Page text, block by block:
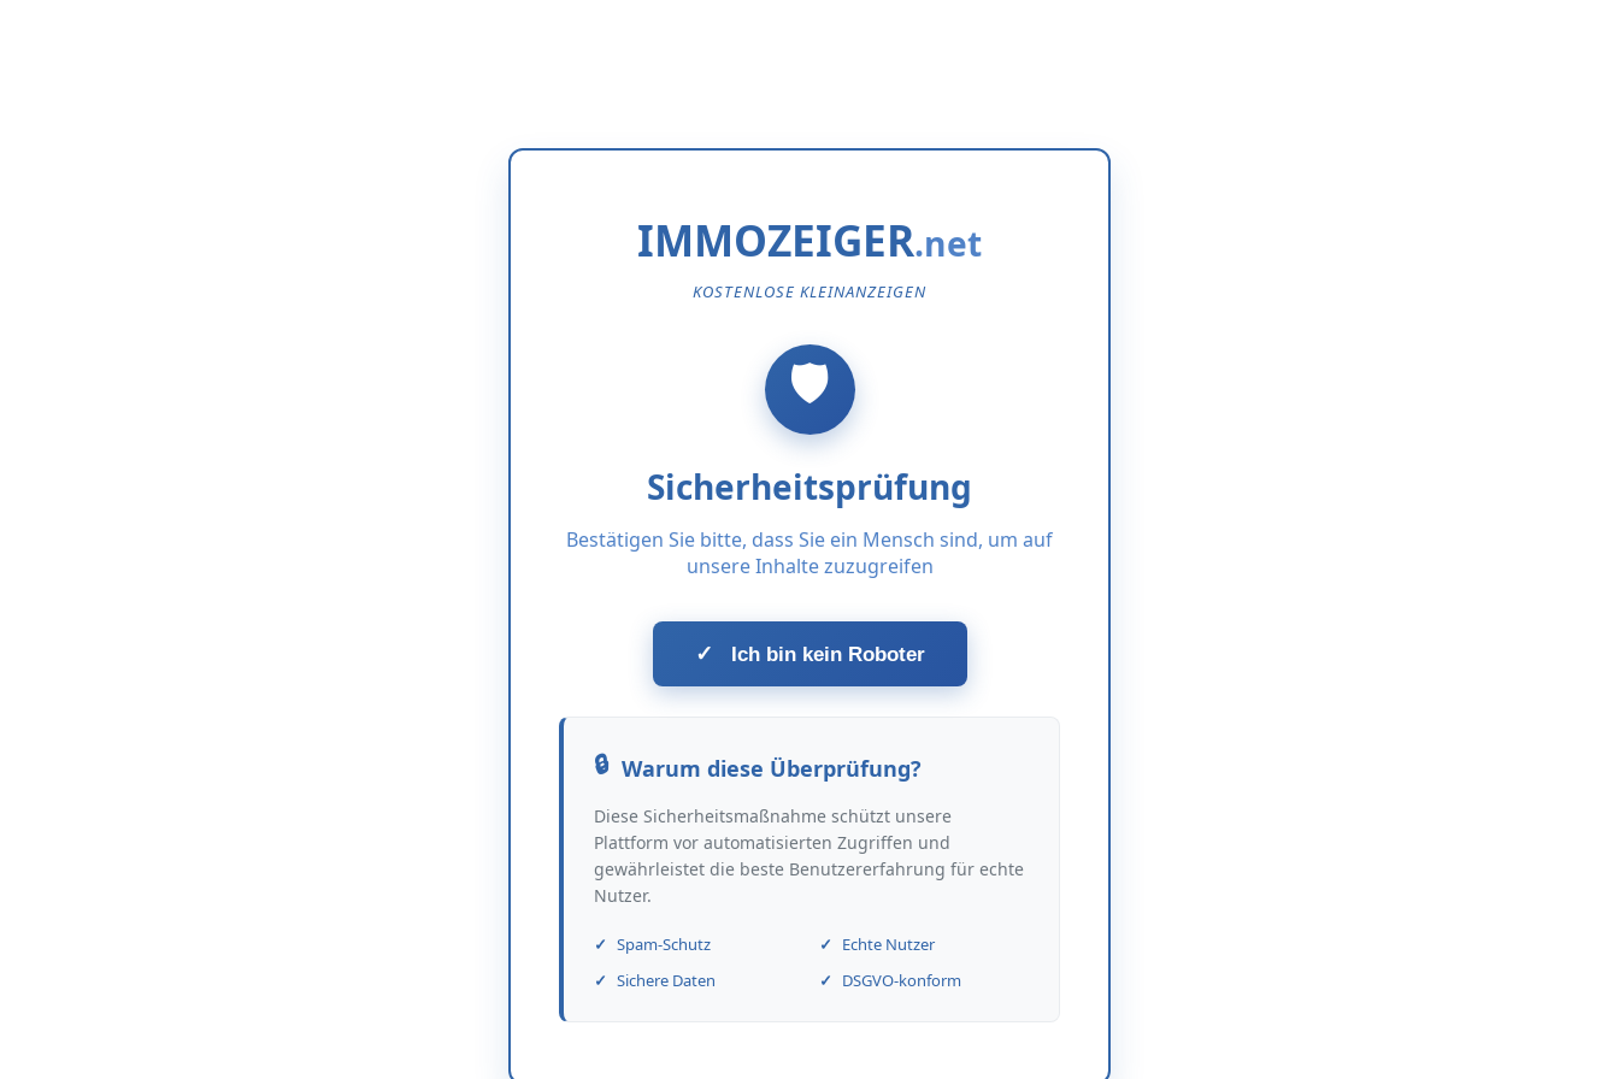
IMMOZEIGER
KOSTENLOSE KLEINANZEIGEN
Sicherheitsprüfung
Bestätigen Sie bitte, dass Sie ein Mensch sind, um auf
unsere Inhalte zuzugreifen
✓ Ich bin kein Roboter
Warum diese Überprüfung?
Diese Sicherheitsmaßnahme schützt unsere
Plattform vor automatisierten Zugriffen und
gewährleistet die beste Benutzererfahrung für echte
Nutzer.
Spam-Schutz
Echte Nutzer
Sichere Daten
DSGVO-konform